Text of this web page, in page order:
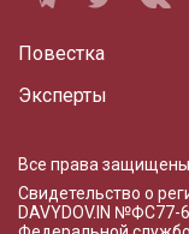
Повестка
Эксперты
Все права
Свидетельство о
DAVYDOV.IN №ФС77-